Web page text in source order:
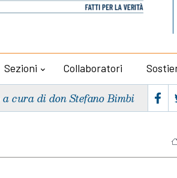
Sezioni Collaboratori
a cura di don Stefano Bimbi